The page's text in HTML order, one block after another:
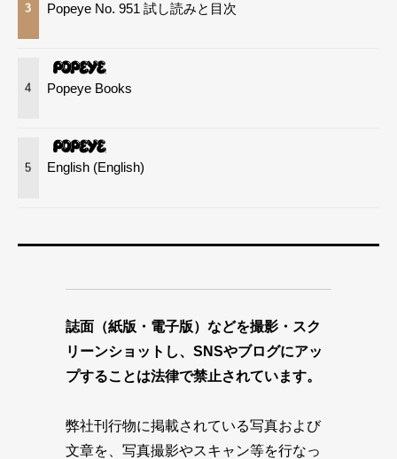
3 Popeye No. 951 試し読みと目次
4 Popeye Books
5 English (English)
誌面（紙版・電子版）などを撮影・スク
リーンショットし、SNSやブログにアッ
プすることは法律で禁止されています。
弊社刊行物に掲載されている写真および
文章を、写真撮影やスキャン等を行なっ